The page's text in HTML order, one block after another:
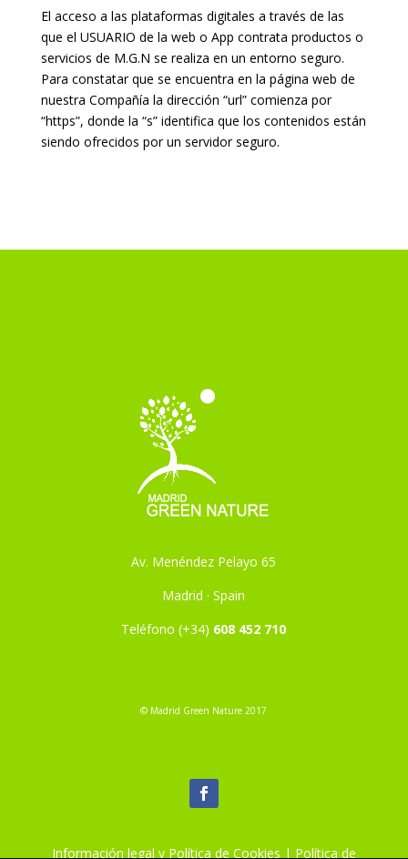
El acceso a las plataformas digitales a través de las
que el USUARIO de la web o App contrata productos o
servicios de M.G.N se realiza en un entorno seguro.
Para constatar que se encuentra en la página web de
nuestra Compañía la dirección “url” comienza por
“https”, donde la “s” identifica que los contenidos están
siendo ofrecidos por un servidor seguro.
Av. Menéndez Pelayo 65
Madrid · Spain
Teléfono (+34) 608 452 710
© Madrid Green Nature 2017
Información legal y Política de Cookies | Política de